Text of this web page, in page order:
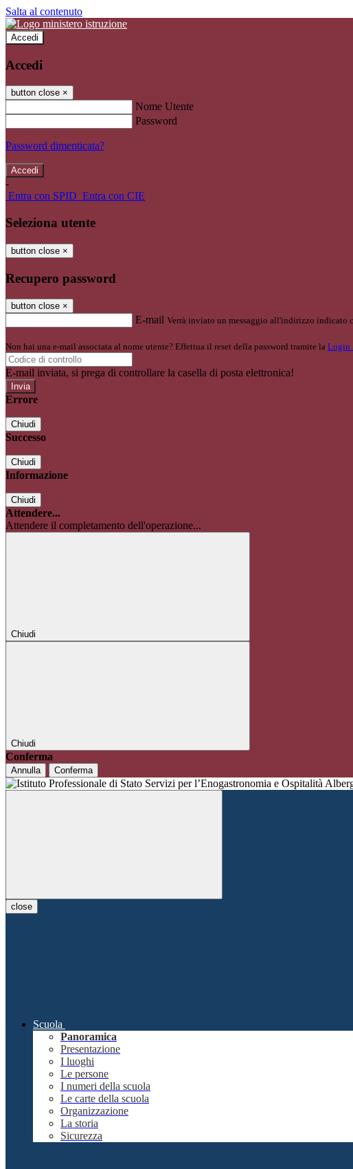
Salta al contenuto
Accedi
Accedi
button close ×
Nome Utente
Password
Password dimenticata?
-
Entra con SPID Entra con CIE
Seleziona utente
button close ×
Recupero password
button close ×
E-mail Verrà inviato un messaggio all'indirizzo indicato
Non hai una e-mail associata al nome utente? Effettua il reset della password tramite la Login
E-mail inviata, si prega di controllare la casella di posta elettronica!
Errore
Chiudi
Successo
Chiudi
Informazione
Chiudi
Attendere...
Attendere il completamento dell'operazione...
Chiudi
Chiudi
Conferma
Annulla Conferma
close
Scuola
Panoramica
Presentazione
I luoghi
Le persone
I numeri della scuola
Le carte della scuola
Organizzazione
La storia
Sicurezza